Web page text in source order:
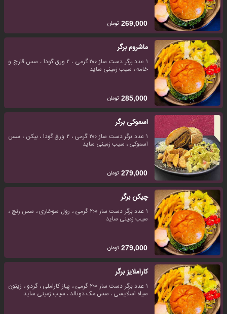
269,000 تومان
ماشروم برگر
۱ عدد برگر دست ساز ۲۰۰ گرمی ، ۲ ورق گودا ، سس قارچ و
خامه ، سیب زمینی ساید
285,000 تومان
اسموکی برگر
۱ عدد برگر دست ساز ۲۰۰ گرمی ، ۲ ورق گودا ، بیکن ، سس
اسموکی ، سیب زمینی ساید
279,000 تومان
چیکن برگر
۱ عدد برگر دست ساز ۲۰۰ گرمی ، رول سوخاری ، سس رنچ ،
سیب زمینی ساید
279,000 تومان
کاراملایز برگر
۱ عدد برگر دست ساز ۲۰۰ گرمی ، پیاز کاراملی ، گردو ، زیتون
سیاه اسلایسی ، سس مک دونالد ، سیب زمینی ساید